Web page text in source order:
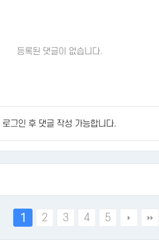
등록된 댓글이 없습니다.
로그인 후 댓글 작성 가능합니다.
1 2 3 4 5